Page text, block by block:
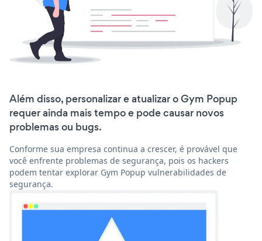
Além disso, personalizar e atualizar o Gym Popup
requer ainda mais tempo e pode causar novos
problemas ou bugs.
Conforme sua empresa continua a crescer, é provável que
você enfrente problemas de segurança, pois os hackers
podem tentar explorar Gym Popup vulnerabilidades de
segurança.